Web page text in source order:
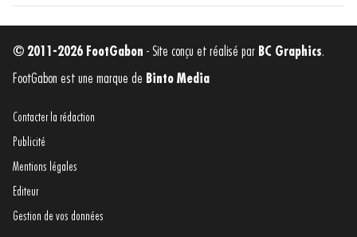
© 2011-2026 FootGabon - Site conçu et réalisé par BC Graphics.
FootGabon est une marque de Binto Media
Contacter la rédaction
Publicité
Mentions légales
Editeur
Gestion de vos données